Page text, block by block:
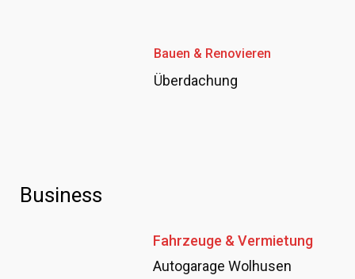
Bauen & Renovieren
Überdachung
Business
Fahrzeuge & Vermietung
Autogarage Wolhusen